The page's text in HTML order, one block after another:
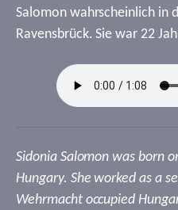
Salomon wahrscheinlich in
Ravensbrück. Sie war 22
Sidonia Salomon was born
Hungary. She worked as a
Wehrmacht occupied